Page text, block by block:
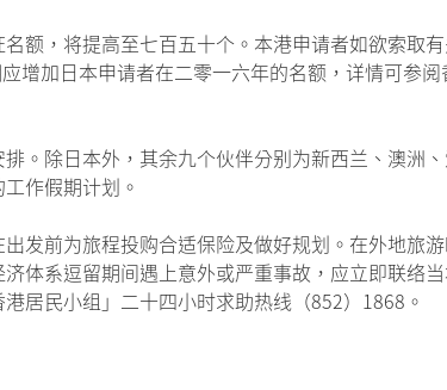
额，将提高至七百五十个。本港申请者如欲索取
增加日本申请者在二零一六年的名额，详情可参
。除日本外，其余九个伙伴分别为新西兰、澳洲
作假期计划。
发前为旅程投购合适保险及做好规划。在外地旅
体系逗留期间遇上意外或严重事故，应立即联络
居民小组」二十四小时求助热线（852）1868。